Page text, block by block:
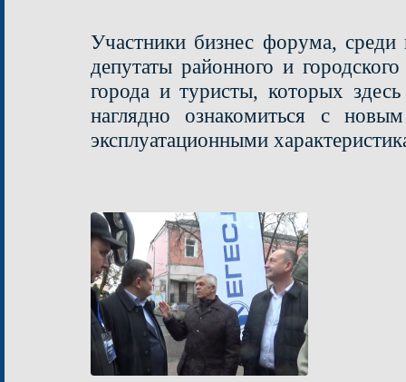
Участники бизнес форума,
депутаты районного и
города и туристы, которых
наглядно ознакомиться с
эксплуатационными